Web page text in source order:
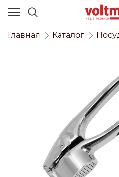
Главная Каталог